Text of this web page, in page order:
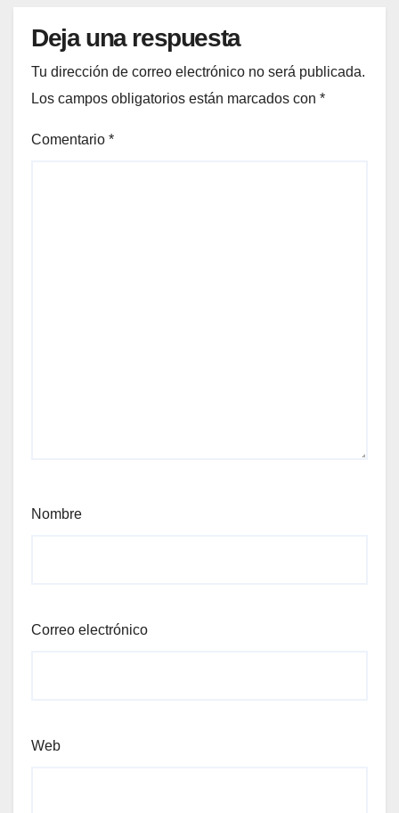
Deja una respuesta
Tu dirección de correo electrónico no será publicada.
Los campos obligatorios están marcados con *
Comentario *
Nombre
Correo electrónico
Web